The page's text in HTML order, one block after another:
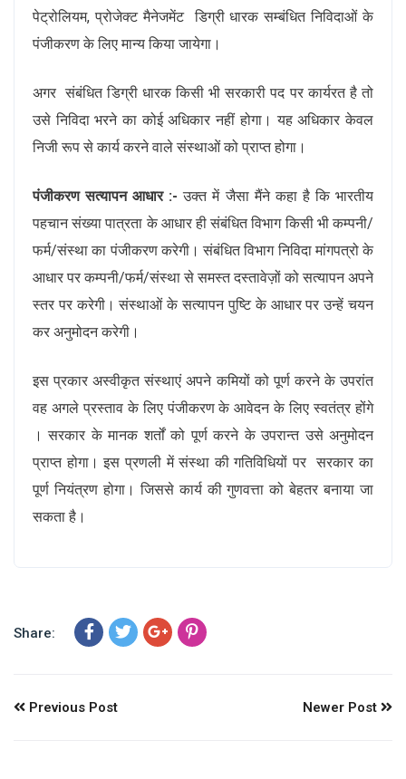
पेट्रोलियम, प्रोजेक्ट मैनेजमेंट डिग्री धारक सम्बंधित निविदाओं के
पंजीकरण के लिए मान्य किया जायेगा।
अगर संबंधित डिग्री धारक किसी भी सरकारी पद पर कार्यरत है तो
उसे निविदा भरने का कोई अधिकार नहीं होगा। यह अधिकार केवल
निजी रूप से कार्य करने वाले संस्थाओं को प्राप्त होगा।
पंजीकरण सत्यापन आधार :- उक्त में जैसा मैंने कहा है कि भारतीय
पहचान संख्या पात्रता के आधार ही संबंधित विभाग किसी भी कम्पनी/
फर्म/संस्था का पंजीकरण करेगी। संबंधित विभाग निविदा मांगपत्रो के
आधार पर कम्पनी/फर्म/संस्था से समस्त दस्तावेज़ों को सत्यापन अपने
स्तर पर करेगी। संस्थाओं के सत्यापन पुष्टि के आधार पर उन्हें चयन
कर अनुमोदन करेगी।
इस प्रकार अस्वीकृत संस्थाएं अपने कमियों को पूर्ण करने के उपरांत
वह अगले प्रस्ताव के लिए पंजीकरण के आवेदन के लिए स्वतंत्र होंगे
। सरकार के मानक शर्तों को पूर्ण करने के उपरान्त उसे अनुमोदन
प्राप्त होगा। इस प्रणली में संस्था की गतिविधियों पर सरकार का
पूर्ण नियंत्रण होगा। जिससे कार्य की गुणवत्ता को बेहतर बनाया जा
सकता है।
Share:
Previous Post Newer Post